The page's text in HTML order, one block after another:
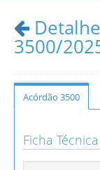
3500/
Acórdão 3500
Ficha Técnica